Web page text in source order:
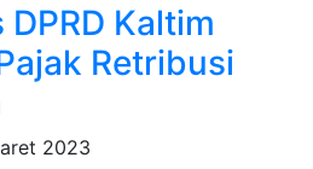
DPRD Kaltim
Retribusi
2023